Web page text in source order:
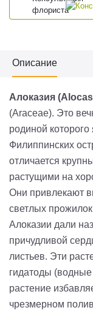
Описание
Алоказия
(Araceae). Это
родиной
Филиппинских
отличается
растущими на
Они привлекают
светлых
Алоказии дали
причудливой
листьев. Эти
гидатоды
растение
чрезмерном